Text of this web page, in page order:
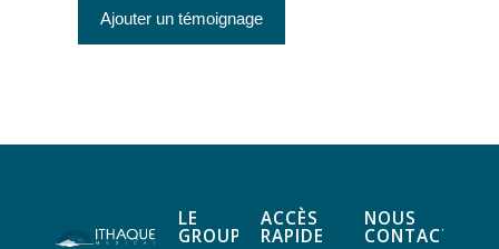
LE
GROUPE
ACCÈS
RAPIDE
NOUS
CONTACTER